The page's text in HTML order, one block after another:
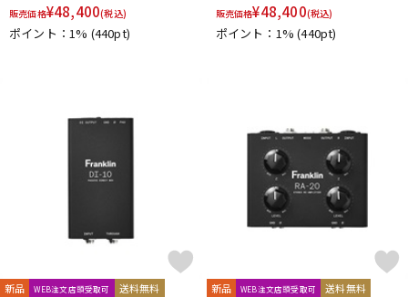
販売価格¥48,400(税込)
ポイント：1% (440pt)
販売価格¥48,400(税込)
ポイント：1%(440pt)
新品 WEB注文店頭受取可 送料無料 新品 WEB注文店頭受取可 送料無料